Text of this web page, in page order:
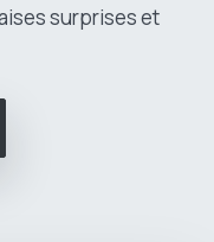
surprises et